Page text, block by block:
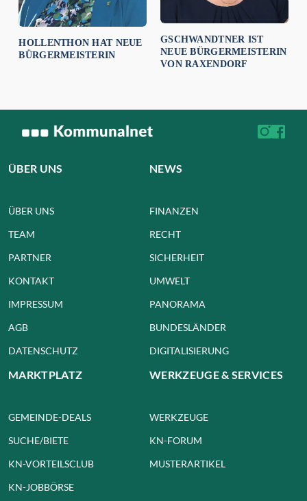
HOLLENTHON HAT NEUE
BÜRGERMEISTERIN
GSCHWANDTNER IST
NEUE BÜRGERMEISTERIN
VON RAXENDORF
ÜBER UNS
ÜBER UNS
TEAM
PARTNER
KONTAKT
IMPRESSUM
AGB
DATENSCHUTZ
NEWS
FINANZEN
RECHT
SICHERHEIT
UMWELT
PANORAMA
BUNDESLÄNDER
DIGITALISIERUNG
MARKTPLATZ
GEMEINDE-DEALS
SUCHE/BIETE
KN-VORTEILSCLUB
KN-JOBBÖRSE
WERKZEUGE & SERVICES
WERKZEUGE
KN-FORUM
MUSTERARTIKEL